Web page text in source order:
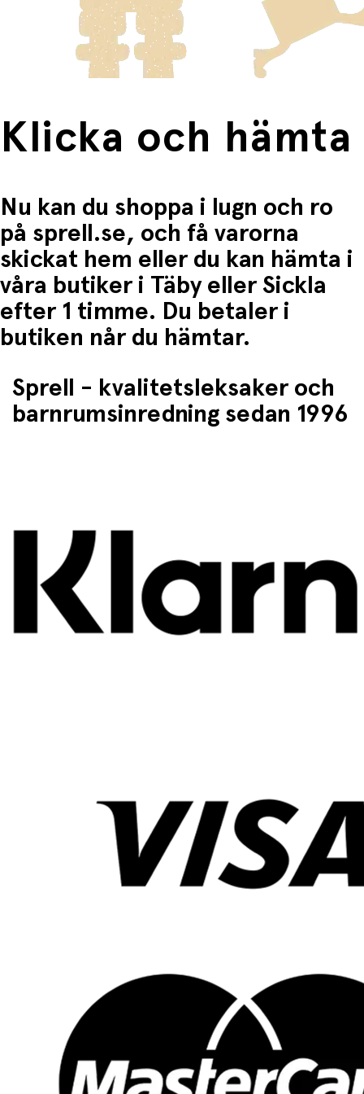
frakten för dessa varor visas i kassan.
Fri frakt när du handlar för mer än 1500:-
Klicka och hämta
Nu kan du shoppa i lugn och ro
på sprell.se, och få varorna
skickat hem eller du kan hämta i
våra butiker i Täby eller Sickla
efter 1 timme. Du betaler i
butiken når du hämtar.
Sprell - kvalitetsleksaker och
barnrumsinredning sedan 1996